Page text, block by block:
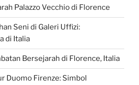
Palazzo Vecchio di Florence
Seni di Galeri Uffizi:
di Italia
Bersejarah di Florence, Italia
Duomo Firenze: Simbol